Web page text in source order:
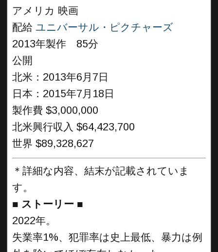
アメリカ 映画
配給 ユニバーサル・ピクチャーズ
2013年製作 85分
公開
北米：2013年6月7日
日本：2015年7月18日
製作費 $3,000,000
北米興行収入 $64,423,700
世界 $89,328,627
＊詳細な内容、結末が記載されていま
す。
■ ストーリー ■
2022年。
失業率1%、犯罪率は史上最低、暴力は例